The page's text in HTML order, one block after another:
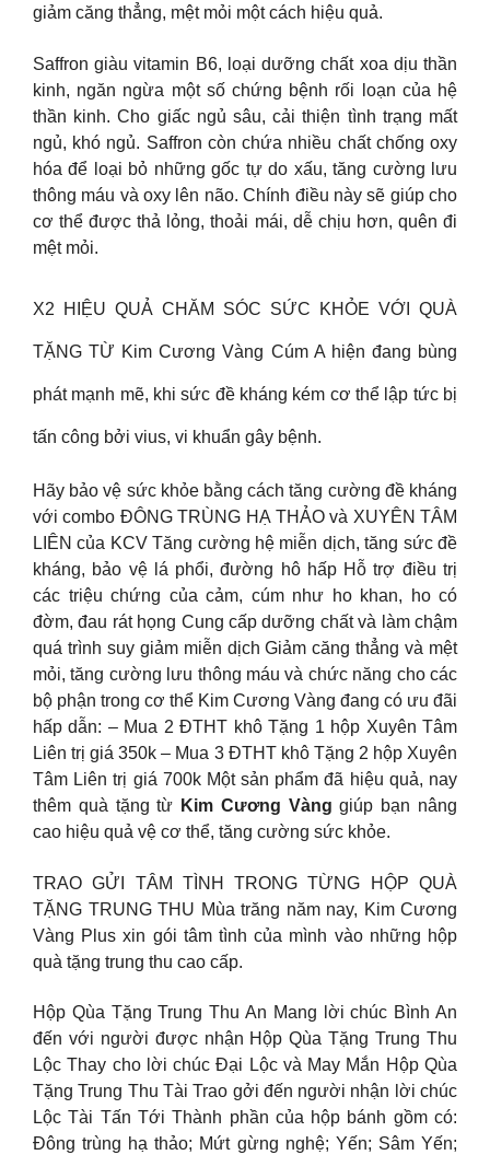
giảm căng thẳng, mệt mỏi một cách hiệu quả.
Saffron giàu vitamin B6, loại dưỡng chất xoa dịu thần
kinh, ngăn ngừa một số chứng bệnh rối loạn của hệ
thần kinh. Cho giấc ngủ sâu, cải thiện tình trạng mất
ngủ, khó ngủ. Saffron còn chứa nhiều chất chống oxy
hóa để loại bỏ những gốc tự do xấu, tăng cường lưu
thông máu và oxy lên não. Chính điều này sẽ giúp cho
cơ thể được thả lỏng, thoải mái, dễ chịu hơn, quên đi
mệt mỏi.
X2 HIỆU QUẢ CHĂM SÓC SỨC KHỎE VỚI QUÀ
TẶNG TỪ Kim Cương Vàng Cúm A hiện đang bùng
phát mạnh mẽ, khi sức đề kháng kém cơ thể lập tức bị
tấn công bởi vius, vi khuẩn gây bệnh.
Hãy bảo vệ sức khỏe bằng cách tăng cường đề kháng
với combo ĐÔNG TRÙNG HẠ THẢO và XUYÊN TÂM
LIÊN của KCV Tăng cường hệ miễn dịch, tăng sức đề
kháng, bảo vệ lá phổi, đường hô hấp Hỗ trợ điều trị
các triệu chứng của cảm, cúm như ho khan, ho có
đờm, đau rát họng Cung cấp dưỡng chất và làm chậm
quá trình suy giảm miễn dịch Giảm căng thẳng và mệt
mỏi, tăng cường lưu thông máu và chức năng cho các
bộ phận trong cơ thể Kim Cương Vàng đang có ưu đãi
hấp dẫn: – Mua 2 ĐTHT khô Tặng 1 hộp Xuyên Tâm
Liên trị giá 350k – Mua 3 ĐTHT khô Tặng 2 hộp Xuyên
Tâm Liên trị giá 700k Một sản phẩm đã hiệu quả, nay
thêm quà tặng từ Kim Cương Vànggiúp bạn nâng
cao hiệu quả vệ cơ thể, tăng cường sức khỏe.
TRAO GỬI TÂM TÌNH TRONG TỪNG HỘP QUÀ
TẶNG TRUNG THU Mùa trăng năm nay, Kim Cương
Vàng Plus xin gói tâm tình của mình vào những hộp
quà tặng trung thu cao cấp.
Hộp Qùa Tặng Trung Thu An Mang lời chúc Bình An
đến với người được nhận Hộp Qùa Tặng Trung Thu
Lộc Thay cho lời chúc Đại Lộc và May Mắn Hộp Qùa
Tặng Trung Thu Tài Trao gởi đến người nhận lời chúc
Lộc Tài Tấn Tới Thành phần của hộp bánh gồm có:
Đông trùng hạ thảo; Mứt gừng nghệ; Yến; Sâm Yến;